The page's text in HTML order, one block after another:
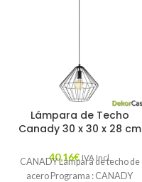
Lámpara de Techo
Canady 30 x 30 x 28 cm
40,16€ IVA Incl.
CANADY Lámpara de techo de
acero Programa : CANADY